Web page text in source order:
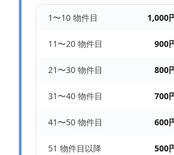
1〜10 物件目 1,000
11〜20 物件目 900
21〜30 物件目 800
31〜40 物件目 700
41〜50 物件目 600
51 物件目以降 500